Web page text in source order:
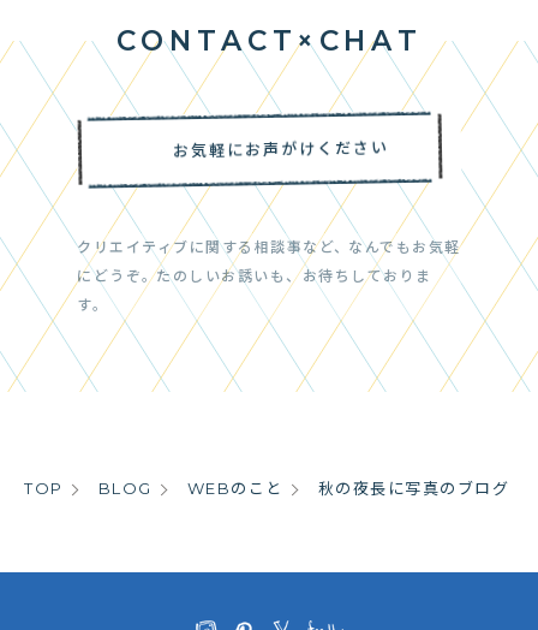
CONTACT × CHAT
CON TA C T× C HA T
お気軽にお声がけください
クリエイティブに関する相談事など、なんでもお気軽
にどうぞ。たのしいお誘いも、お待ちしておりま
す。
TOP BLOG WEBのこと 秋の夜長に写真のブログ